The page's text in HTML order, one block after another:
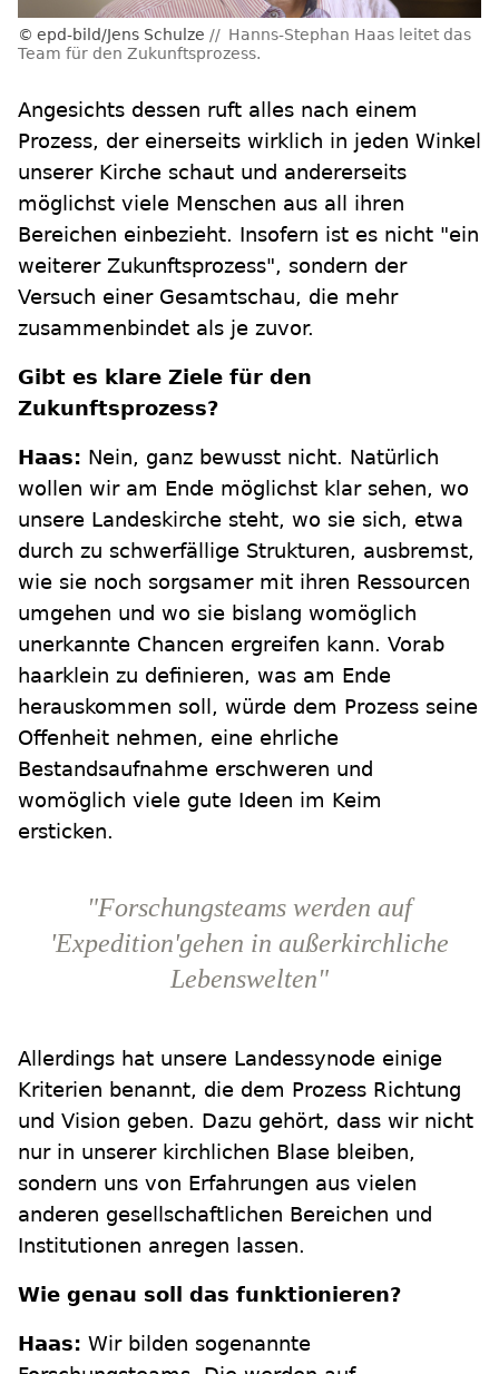
epd-bild/Jens Schulze
Hanns-Stephan Haas leitet das
Team für den Zukunftsprozess.
Angesichts dessen ruft alles nach einem
Prozess, der einerseits wirklich in jeden Winkel
unserer Kirche schaut und andererseits
möglichst viele Menschen aus all ihren
Bereichen einbezieht. Insofern ist es nicht "ein
weiterer Zukunftsprozess", sondern der
Versuch einer Gesamtschau, die mehr
zusammenbindet als je zuvor.
Gibt es klare Ziele für den
Zukunftsprozess?
Haas: Nein, ganz bewusst nicht. Natürlich
wollen wir am Ende möglichst klar sehen, wo
unsere Landeskirche steht, wo sie sich, etwa
durch zu schwerfällige Strukturen, ausbremst,
wie sie noch sorgsamer mit ihren Ressourcen
umgehen und wo sie bislang womöglich
unerkannte Chancen ergreifen kann. Vorab
haarklein zu definieren, was am Ende
herauskommen soll, würde dem Prozess seine
Offenheit nehmen, eine ehrliche
Bestandsaufnahme erschweren und
womöglich viele gute Ideen im Keim
ersticken.
"Forschungsteams werden auf
'Expedition'gehen in außerkirchliche
Lebenswelten"
Allerdings hat unsere Landessynode einige
Kriterien benannt, die dem Prozess Richtung
und Vision geben. Dazu gehört, dass wir nicht
nur in unserer kirchlichen Blase bleiben,
sondern uns von Erfahrungen aus vielen
anderen gesellschaftlichen Bereichen und
Institutionen anregen lassen.
Wie genau soll das funktionieren?
Haas: Wir bilden sogenannte